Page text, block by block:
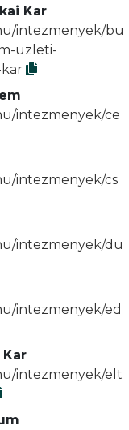
Kar
intezmenyek/bu
uzleti-
intezmenyek/ce
intezmenyek/cs
intezmenyek/du
intezmenyek/ed
intezmenyek/elt